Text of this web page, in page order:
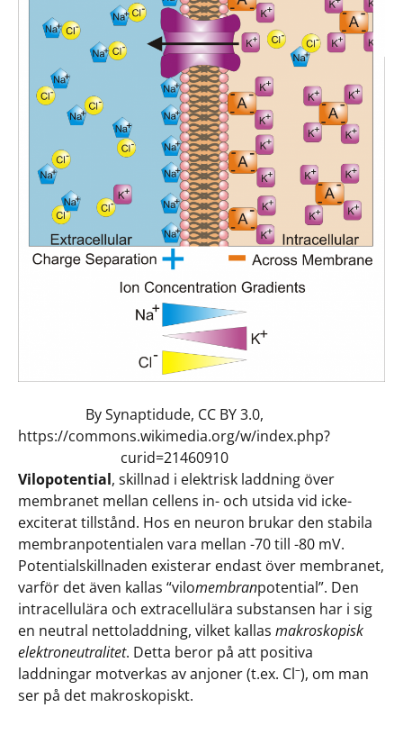
By Synaptidude, CC BY 3.0,
https://commons.wikimedia.org/w/index.php?
curid=21460910
Vilopotential, skillnad i elektrisk laddning över
membranet mellan cellens in- och utsida vid icke-
exciterat tillstånd. Hos en neuron brukar den stabila
membranpotentialen vara mellan -70 till -80 mV.
Potentialskillnaden existerar endast över membranet,
varför det även kallas “vilomembranpotential”. Den
intracellulära och extracellulära substansen har i sig
en neutral nettoladdning, vilket kallas makroskopisk
elektroneutralitet. Detta beror på att positiva
laddningar motverkas av anjoner (t.ex. Cl–), om man
ser på det makroskopiskt.